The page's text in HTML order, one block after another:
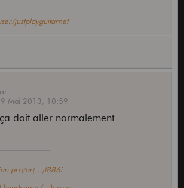
justplayguitarnet
Mai 2013, 10:59
doit aller normalement
ar(...)l886i